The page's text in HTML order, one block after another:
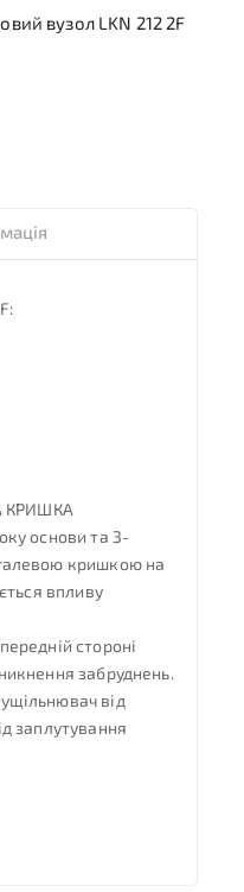
вузол LKN 212 2F
КРИШКА
основи та 3-
кришкою на
впливу
стороні
забруднень.
від
заплутування